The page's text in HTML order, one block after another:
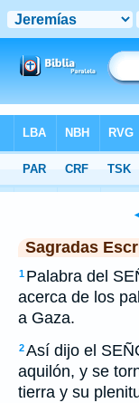
>SEV> Jeremías 47
Sagradas
1 Palabra del
acerca de los
a Gaza.
2Así dijo el
aquilón, y se
tierra y su